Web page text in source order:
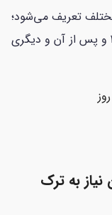
استرالیا در 2 حالت مختلف تعریف می‌شود؛
یکی مربوط به درخواست‌های 19 نوامبر 2016 و پس از آن و دیگری
به ترک